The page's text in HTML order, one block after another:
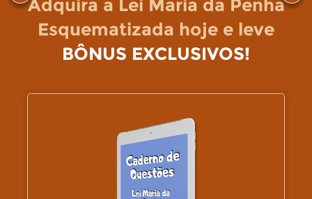
Adquira a Lei Maria da Penha
Esquematizada hoje e leve
BÔNUS EXCLUSIVOS!